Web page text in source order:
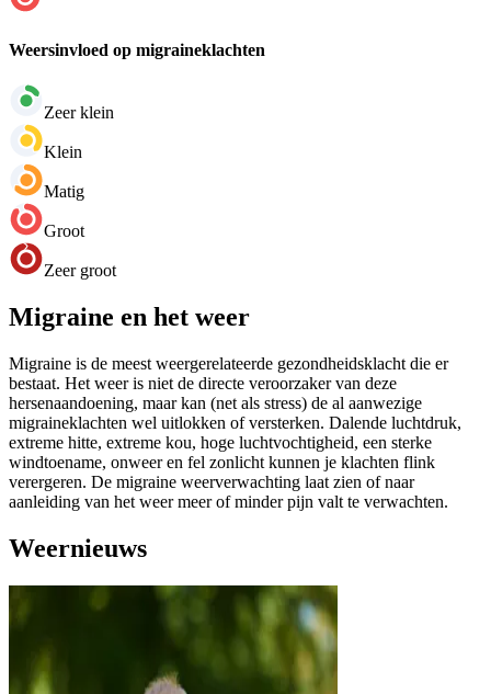
Weersinvloed op migraineklachten
Zeer klein
Klein
Matig
Groot
Zeer groot
Migraine en het weer
Migraine is de meest weergerelateerde gezondheidsklacht die er
bestaat. Het weer is niet de directe veroorzaker van deze
hersenaandoening, maar kan (net als stress) de al aanwezige
migraineklachten wel uitlokken of versterken. Dalende luchtdruk,
extreme hitte, extreme kou, hoge luchtvochtigheid, een sterke
windtoename, onweer en fel zonlicht kunnen je klachten flink
verergeren. De migraine weerverwachting laat zien of naar
aanleiding van het weer meer of minder pijn valt te verwachten.
Weernieuws